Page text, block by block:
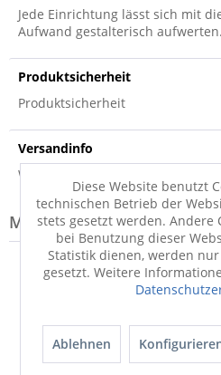
Jede Einrichtung lässt sich mit
Aufwand gestalterisch
Produktsicherheit
Produktsicherheit
Versandinfo
Weitere Informationen zum
Modell-Familie: BENARAS
Diese Website benutzt
technischen Betrieb der
stets gesetzt werden. Andere
bei Benutzung dieser
Statistik dienen, werden
gesetzt. Weitere
Ablehnen